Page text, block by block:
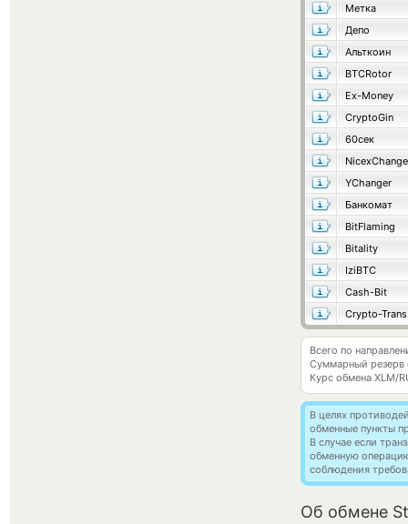
Метка
Депо
Альткоин
BTCRotor
Ex-Money
CryptoGin
60сек
YChanger
Банкомат
BitFlaming
Bitality
IziBTC
Cash-Bit
Crypto-Trans
Всего по
Суммарный резерв
Курс обмена XLM/
В целях
обменные пункты
В случае если
обменную
соблюдения
Об обмене